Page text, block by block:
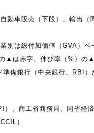
動車販売（下段）、輸出
別は総付加価値（GVA）ベ
▲は赤字、伸び率（%）の
備銀行（中央銀行、RBI
）、商工省商務局、同省
）